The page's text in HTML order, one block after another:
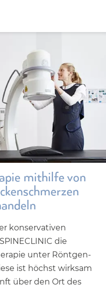
mithilfe von
konservativen
die
unter Röntgen-
ist höchst wirksam
über den Ort des